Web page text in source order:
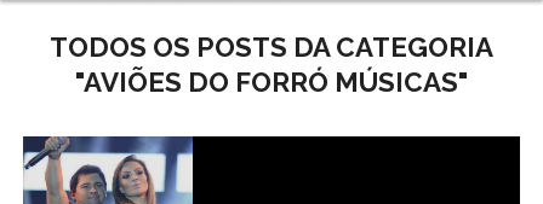
TODOS OS POSTS DA CATEGORIA
"AVIÕES DO FORRÓ MÚSICAS"